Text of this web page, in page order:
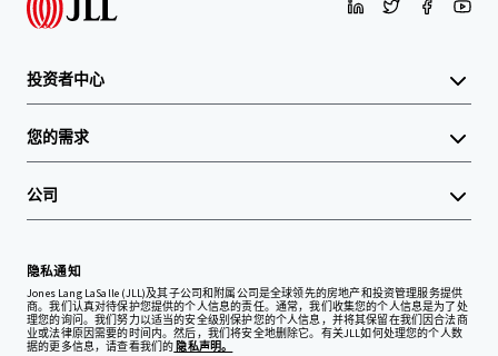
投资者中心
您的需求
公司
隐私通知
Jones Lang LaSalle (JLL)及其子公司和附属公司是全球领先的房地产和投资管理服务提供
商。我们认真对待保护您提供的个人信息的责任。通常，我们收集您的个人信息是为了处
理您的询问。我们努力以适当的安全级别保护您的个人信息，并将其保留在我们因合法商
业或法律原因需要的时间内。然后，我们将安全地删除它。有关JLL如何处理您的个人数
据的更多信息，请查看我们的 隐私声明。